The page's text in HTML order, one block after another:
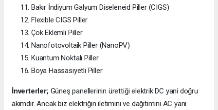
Bakır İndiyum Galyum Diseleneid Piller (CIGS)
Flexible CIGS Piller
Çok Eklemli Piller
Nanofotovoltaik Piller (NanoPV)
Kuantum Noktalı Piller
Boya Hassasiyetli Piller
İnverterler;Güneş panellerinin ürettiği elektrik DC yani doğru
akımdır. Ancak biz elektriğin iletimini ve dağıtımını AC yani